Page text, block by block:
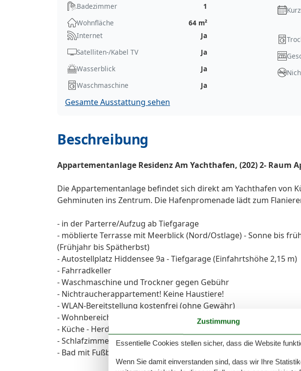
Badezimmer
1
Wohnfläche
64 m²
Internet
Ja
Satelliten-/Kabel TV
Ja
Wasserblick
Ja
Waschmaschine
Ja
Gesamte Ausstattung sehen
Beschreibung
Appartementanlage Residenz Am Yachthafen, (202) 2- Raum
Die Appartementanlage befindet sich direkt am Yachthafen von
Gehminuten ins Zentrum. Die Hafenpromenade lädt zum
- in der Parterre/Aufzug ab Tiefgarage
- möblierte Terrasse mit Meerblick (Nord/Ostlage) - Sonne bis
(Frühjahr bis Spätherbst)
- Autostellplatz Hiddensee 9a - Tiefgarage (Einfahrtshöhe 2,15 m)
- Fahrradkeller
- Waschmaschine und Trockner gegen Gebühr
- Nichtraucherappartement! Keine Haustiere!
- WLAN-Bereitstellung kostenfrei (ohne Gewähr)
- Wohnbereich (Meerblick) mit integrierter Küche und Essplatz
- Küche - Herd mit Backröhre, Mikrowelle, Kühlschrank mit
- Schlafzimmer mit Doppelbett, Kleiderschrank und
- Bad mit Fußbodenheizung
Zustimmung
Essentielle Cookies stellen sicher, dass die Website
Wenn Sie damit einverstanden sind, dass wir Ihre